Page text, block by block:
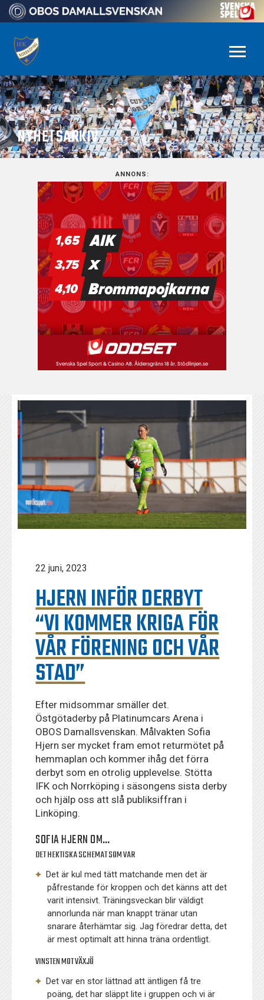
NYHETSARKIV
ANNONS:
22 juni, 2023
HJERN INFÖR DERBYT
“VI KOMMER KRIGA FÖR
VÅR FÖRENING OCH VÅR
STAD”
Efter midsommar smäller det.
Östgötaderby på Platinumcars Arena i
OBOS Damallsvenskan. Målvakten Sofia
Hjern ser mycket fram emot returmötet på
hemmaplan och kommer ihåg det förra
derbyt som en otrolig upplevelse. Stötta
IFK och Norrköping i säsongens sista derby
och hjälp oss att slå publiksiffran i
Linköping.
SOFIA HJERN OM…
DET HEKTISKA SCHEMAT SOM VAR
Det är kul med tätt matchande men det är
påfrestande för kroppen och det känns att det
varit intensivt. Träningsveckan blir väldigt
annorlunda när man knappt tränar utan
snarare återhämtar sig. Jag föredrar detta, det
är mest optimalt att hinna träna ordentligt.
VINSTEN MOT VÄXJÖ
Det var en stor lättnad att äntligen få tre
poäng, det har släppt lite i gruppen och vi är